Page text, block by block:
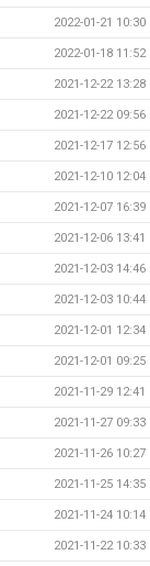
2022-01-21 10:30
2022-01-18 11:52
2021-12-22 13:28
2021-12-22 09:56
2021-12-17 12:56
2021-12-10 12:04
2021-12-07 16:39
2021-12-06 13:41
2021-12-03 14:46
2021-12-03 10:44
2021-12-01 12:34
2021-12-01 09:25
2021-11-29 12:41
2021-11-27 09:33
2021-11-26 10:27
2021-11-25 14:35
2021-11-24 10:14
2021-11-22 10:33